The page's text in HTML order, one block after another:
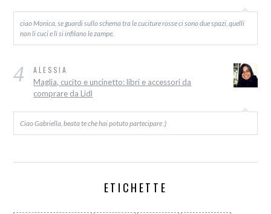
ciao Monica, se guardi sullo schema tra le cuciture rosse ci sono due spazi, quelli
non li cuci e lì si infilano le zampe.
4 ALESSIA
Maglia, cucito e uncinetto: libri e accessori da
comprare da Lidl
Ciao Gabriella, beata te che hai potuto partecipare :)
ETICHETTE